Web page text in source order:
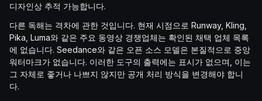
디자인상 추적 가능합니다.
다른 독해는 격차에 관한 것입니다. 현재 시점으로 Runway, Kling,
Pika, Luma와 같은 주요 동영상 경쟁업체는 확인된 채택 업체 목록
에 없습니다. Seedance와 같은 오픈 소스 모델은 본질적으로 중앙
워터마크가 없습니다. 이러한 도구의 출력에는 표시가 없으며, 이는
그 자체로 좋거나 나쁘지 않지만 공개 처리 방식을 변경해야 합니
다.